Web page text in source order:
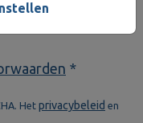
*
Het privacybeleid en